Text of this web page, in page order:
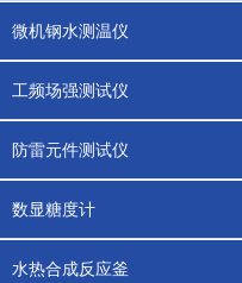
微机钢水测温仪
工频场强测试仪
防雷元件测试仪
数显糖度计
水热合成反应釜